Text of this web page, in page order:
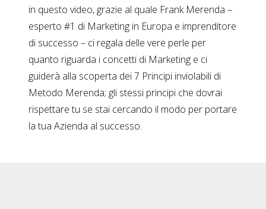
in questo video, grazie al quale Frank Merenda –
esperto #1 di Marketing in Europa e imprenditore
di successo – ci regala delle vere perle per
quanto riguarda i concetti di Marketing e ci
guiderà alla scoperta dei 7 Principi inviolabili di
Metodo Merenda; gli stessi principi che dovrai
rispettare tu se stai cercando il modo per portare
la tua Azienda al successo.